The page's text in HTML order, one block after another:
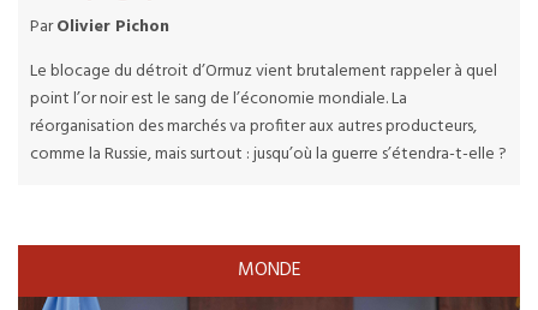
ParOlivier Pichon
Le blocage du détroit d’Ormuz vient brutalement rappeler à quel
point l’or noir est le sang de l’économie mondiale. La
réorganisation des marchés va profiter aux autres producteurs,
comme la Russie, mais surtout : jusqu’où la guerre s’étendra-t-elle ?
MONDE